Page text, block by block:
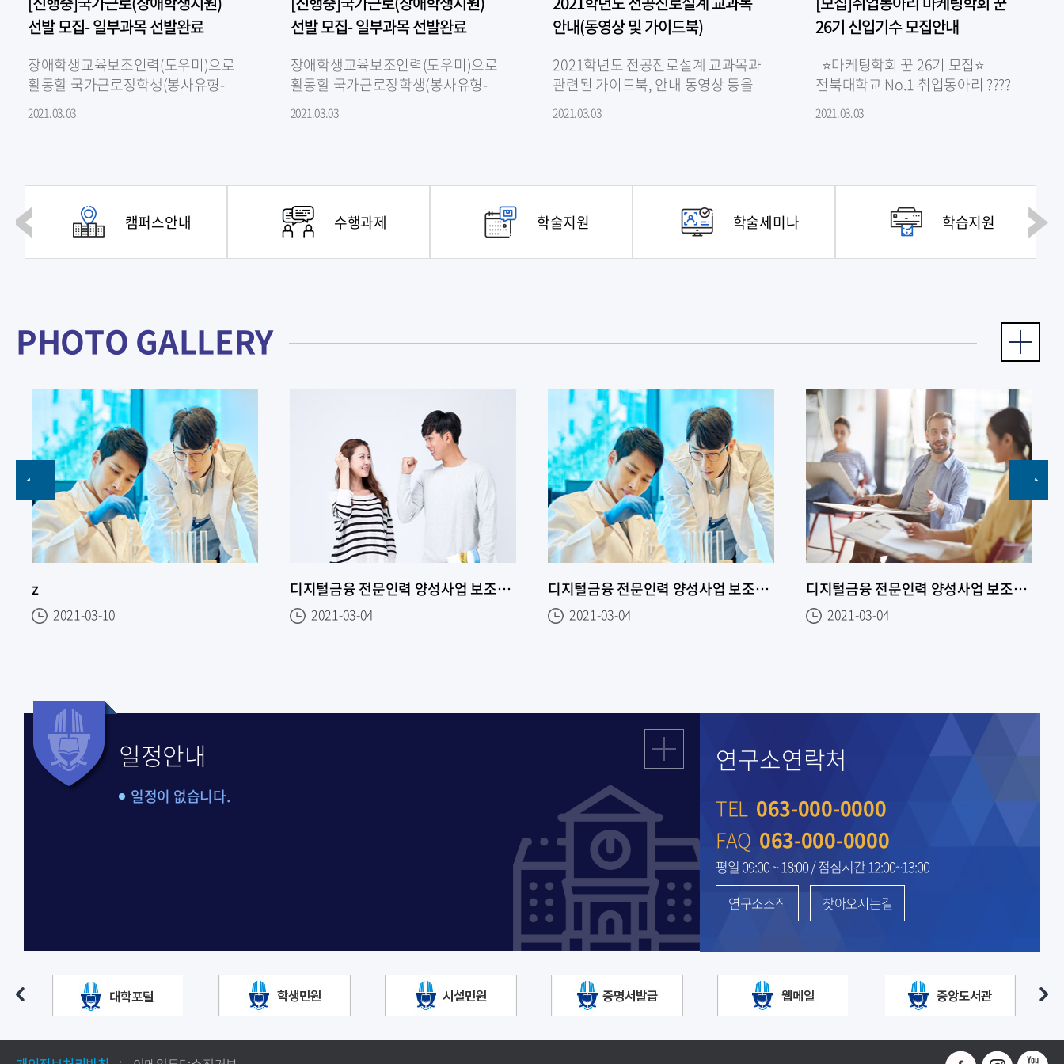
선발 모집- 일부과목 선발완료
장애학생교육보조인력(도우미)으로
활동할 국가근로장학생(봉사유형-
장애대학생 지원)을 아래와 같이 모집
중이니, 지원가능한 과목이 있는
2021.03.03
선발 모집- 일부과목 선발완료
장애학생교육보조인력(도우미)으로
활동할 국가근로장학생(봉사유형-
장애대학생 지원)을 아래와 같이 모집
중이니, 지원가능한 과목이 있는
2021.03.03
안내(동영상 및 가이드북)
2021학년도 전공진로설계 교과목과
관련된 가이드북, 안내 동영상 등을
다음과 같이 안내드립니다. ◯
전공진로설계 교과목 안내 동영상
2021.03.03
26기 신입기수 모집안내
⭐️마케팅학회 꾼 26기 모집⭐️
전북대학교 No.1 취업동아리 ????
마케팅학회 꾼????에서 26기를
모집합니다.​????마케팅학회 꾼
2021.03.03
캠퍼스안내 수행과제 학술지원 학술세미나 학습지원
PHOTO GALLERY
z
2021-03-10
디지털금융 전문인력 양성사업 보조사업자 선정 공모
2021-03-04
디지털금융 전문인력 양성사업 보조사업자 선정 공모
2021-03-04
디지털금융 전문인력 양성사업 보조사업자 선정 공모
2021-03-04
일정안내
일정이 없습니다.
연구소연락처
TEL 063-000-0000
FAQ 063-000-0000
평일 09:00 ~ 18:00 / 점심시간 12:00~13:00
연구소조직 찾아오시는길